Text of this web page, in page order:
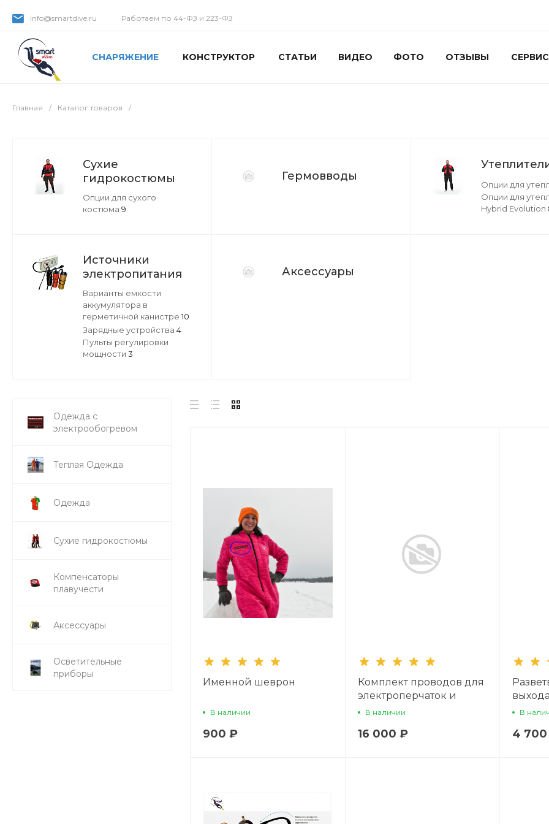
info@smartdive.ru Работаем по 44-ФЗ и 223-ФЗ
СНАРЯЖЕНИЕ КОНСТРУКТОР СТАТЬИ ВИДЕО ФОТО ОТЗЫВЫ СЕРВИС
Главная / Каталог товаров /
Сухие
гидрокостюмы
Опции для сухого
костюма 9
Гермовводы
Опции для
Опции для
Hybrid Evolution
Источники
электропитания
Варианты ёмкости
аккумулятора в
герметичной канистре 10
Зарядные устройства 4
Пульты регулировки
мощности 3
Аксессуары
Одежда с
электрообогревом
Теплая Одежда
Одежда
Сухие гидрокостюмы
Компенсаторы
плавучести
Аксессуары
Осветительные
приборы
Именной шеврон
В наличии
900 ₽
Комплект проводов для
электроперчаток и
электроносков для
Evolution для установки
В наличии
16 000 ₽
В
4